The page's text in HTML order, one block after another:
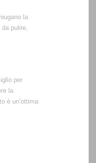
la
pulire,
per
la
è un’ottima